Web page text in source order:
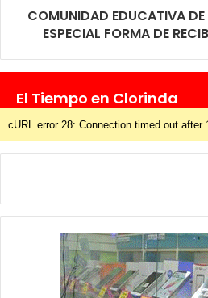
COMUNIDAD EDUCATIVA DE
ESPECIAL FORMA DE
El Tiempo en Clorinda
cURL error 28: Connection timed out after